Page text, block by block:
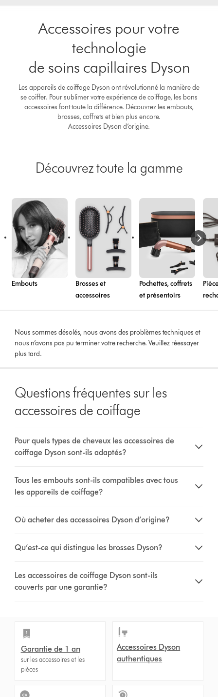
Accessoires pour votre
technologie
de soins capillaires Dyson
Les appareils de coiffage Dyson ont révolutionné la manière de
se coiffer. Pour sublimer votre expérience de coiffage, les bons
accessoires font toute la différence. Découvrez les embouts,
brosses, coffrets et bien plus encore.
Accessoires Dyson d’origine.
Découvrez toute la gamme
Embouts
Brosses et
accessoires
Pochettes, coffrets
et présentoirs
Nous sommes désolés, nous avons des problèmes techniques et
nous n’avons pas pu terminer votre recherche. Veuillez réessayer
plus tard.
Questions fréquentes sur les
accessoires de coiffage
Pour quels types de cheveux les accessoires de
coiffage Dyson sont-ils adaptés?
Tous les embouts sont-ils compatibles avec tous
les appareils de coiffage?
Où acheter des accessoires Dyson d’origine?
Qu’est-ce qui distingue les brosses Dyson?
Les accessoires de coiffage Dyson sont-ils
couverts par une garantie?
Garantie de 1 an
sur les accessoires et les
pièces
Accessoires Dyson
authentiques